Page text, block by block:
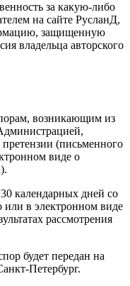
за какую-либо
на сайте РусланД,
защищенную
владельца авторского
возникающим из
претензии (письменного
виде о
календарных дней со
или в электронном виде
рассмотрения
будет передан на
Петербург.